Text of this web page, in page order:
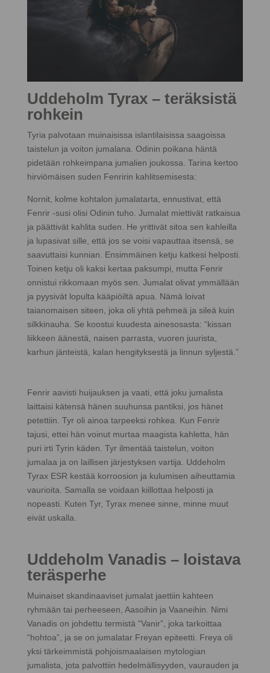
Uddeholm Tyrax – teräksistä
rohkein
Tyria palvotaan muinaisissa islantilaisissa saagoissa
taistelun ja voiton jumalana. Odinin poikana häntä
pidetään rohkeimpana jumalien joukossa. Tarina kertoo
hirviömäisen suden Fenririn kahlitsemisesta:
Nornit, kolme kohtalon jumalatarta, ennustivat, että
Fenrir -susi olisi Odinin tuho. Jumalat miettivät ratkaisua
ja päättivät kahlita suden. He yrittivät sitoa sen kahleilla
ja lupasivat sille, että jos se voisi vapauttaa itsensä, se
saavuttaisi kunnian. Ensimmäinen ketju katkesi helposti.
Toinen ketju oli kaksi kertaa paksumpi, mutta Fenrir
onnistui rikkomaan myös sen. Jumalat olivat ymmällään
ja pyysivät lopulta kääpiöiltä apua. Nämä loivat
taianomaisen siteen, joka oli yhtä pehmeä ja sileä kuin
silkkinauha. Se koostui kuudesta ainesosasta: “kissan
liikkeen äänestä, naisen parrasta, vuoren juurista,
karhun jänteistä, kalan hengityksestä ja linnun syljestä.”
Fenrir aavisti huijauksen ja vaati, että joku jumalista
laittaisi kätensä hänen suuhunsa pantiksi, jos hänet
petettiin. Tyr oli ainoa tarpeeksi rohkea. Kun Fenrir
tajusi, ettei hän voinut murtaa maagista kahletta, hän
puri irti Tyrin käden. Tyr ilmentää taistelun, voiton
jumalaa ja on laillisen järjestyksen vartija. Uddeholm
Tyrax ESR kestää korroosion ja kulumisen aiheuttamia
vaurioita. Samalla se voidaan kiillottaa helposti ja
nopeasti. Kuten Tyr, Tyrax menee sinne, minne muut
eivät uskalla.
Uddeholm Vanadis – loistava
teräsperhe
Muinaiset skandinaaviset jumalat jaettiin kahteen
ryhmään tai perheeseen, Aasoihin ja Vaaneihin. Nimi
Vanadis on johdettu termistä “Vanir”, joka tarkoittaa
“hohtoa”, ja se on jumalatar Freyan epiteetti. Freya oli
yksi tärkeimmistä pohjoismaalaisen mytologian
jumalista, jota palvottiin hedelmällisyyden, vaurauden ja